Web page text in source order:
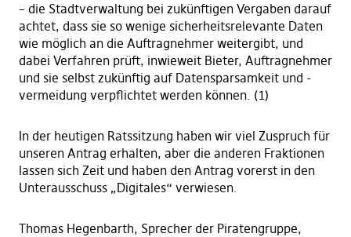
– die Stadtverwaltung bei zukünftigen Vergaben darauf
achtet, dass sie so wenige sicherheitsrelevante Daten
wie möglich an die Auftragnehmer weitergibt, und
dabei Verfahren prüft, inwieweit Bieter, Auftragnehmer
und sie selbst zukünftig auf Datensparsamkeit und -
vermeidung verpflichtet werden können. (1)
In der heutigen Ratssitzung haben wir viel Zuspruch für
unseren Antrag erhalten, aber die anderen Fraktionen
lassen sich Zeit und haben den Antrag vorerst in den
Unterausschuss „Digitales“ verwiesen.
Thomas Hegenbarth, Sprecher der Piratengruppe,